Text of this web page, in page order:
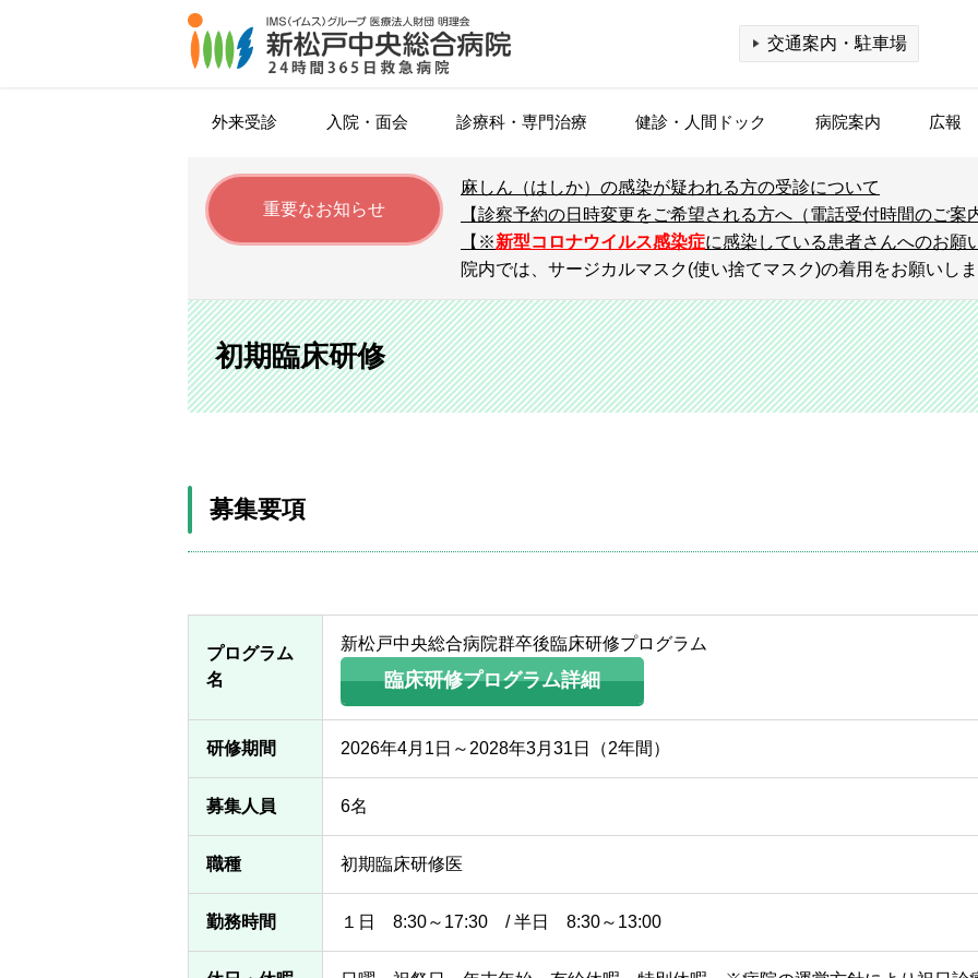
交通案内・駐車場
外来受診
がん化学療法について 診療科検索
時間外・休日診療 予防接種
セカンドオピニオン
入院・面会
入院・退院のご案内 個室のご利用
面会・お見舞いの方へ 相談窓口（医療福祉相談室）
診療科・専門治療
内科 腎臓高血圧内科（血液浄化センター）
血液内科 脳神経内科
循環器内科
消化器・肝臓内科
（消化器病センター）
外科（消化器病センター） 小児外科
婦人科
麻酔科
放射線診断科 専門治療一覧
健診・人間ドック
松戸市特定健康診査
乳幼児健診
人間ドック
社会保険特定健康診査 がん検診（FDG-PET/CT）
肺がんドック 脳ドック
病院案内
院長挨拶 理念・基本方針
概要・沿革
紹介受診重点医療機関 患者さんの権利
著作権について 医療の質
広報
広報誌 公開医療講座
糖尿病患者会（ユーカリ友の会） 出張公開講座
外来担当医表 医療連携機関一覧
アミロイドPET/CT検査 ご紹介の流れ
トレーシングレポート 登録レジメン一覧
医師 看護部
薬剤部 放射線科
リハビリテーション科 栄養科
ソーシャルワーカー 事務職
初期臨床研修 専攻医（後期臨床研修）
重要なお知らせ
麻しん（はしか）の感染が疑われる方の受診について
【診察予約の日時変更をご希望される方へ（電話受付時間のご案
【※新型コロナウイルス感染症に感染している患者さんへのお
院内では、サージカルマスク(使い捨てマスク)の着用をお願いしま
初期臨床研修
募集要項
プログラム
名
新松戸中央総合病院群卒後臨床研修プログラム
臨床研修プログラム詳細
研修期間 2026年4月1日～2028年3月31日（2年間）
募集人員 6名
職種 初期臨床研修医
勤務時間 １日 8:30～17:30 / 半日 8:30～13:00